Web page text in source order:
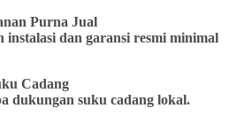
Purna Jual
instalasi dan garansi resmi minimal
Cadang
dukungan suku cadang lokal.